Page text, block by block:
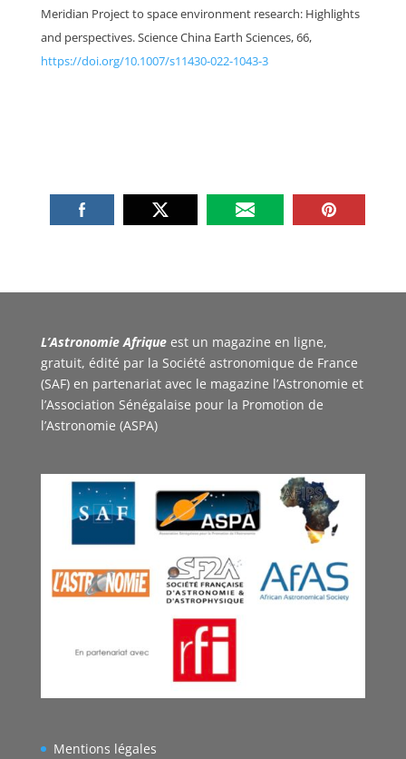
Meridian Project to space environment research: Highlights
and perspectives. Science China Earth Sciences, 66,
https://doi.org/10.1007/s11430-022-1043-3
L’Astronomie Afrique est un magazine en ligne,
gratuit, édité par la Société astronomique de France
(SAF) en partenariat avec le magazine l’Astronomie et
l’Association Sénégalaise pour la Promotion de
l’Astronomie (ASPA)
Mentions légales